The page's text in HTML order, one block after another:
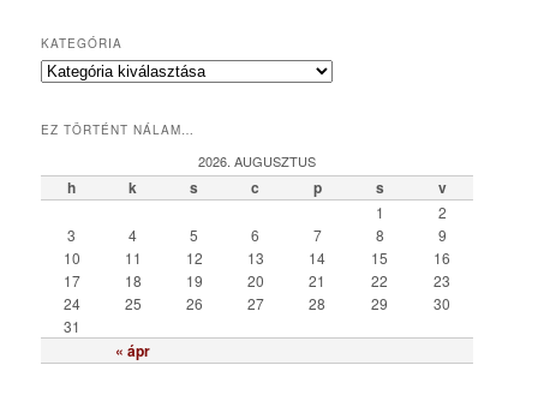
KATEGÓRIA
K
e
r
EZ TÖRTÉNT NÁLAM…
2026. AUGUSZTUS
h k s c p s v
« ápr
1
2
3
4 5 6 7 8
9
10
11 12 13 14 15
16
17
18 19 20 21 22
23
24
25 26 27 28 29
30
31